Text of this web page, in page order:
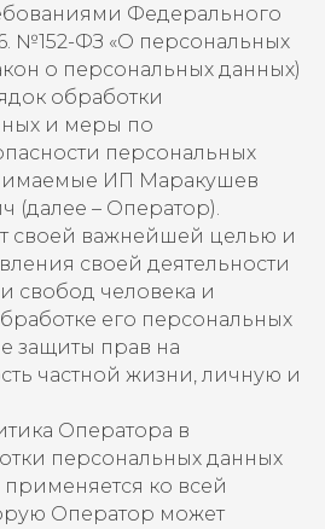
Федерального
№152-ФЗ «О персональных
о персональных данных)
обработки
и меры по
персональных
ИП Маракушев
(далее – Оператор).
своей важнейшей целью и
своей деятельности
свобод человека и
его персональных
защиты прав на
частной жизни, личную и
Оператора в
персональных данных
применяется ко всей
Оператор может